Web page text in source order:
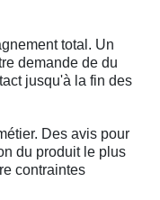
total. Un
demande de du
jusqu'à la fin des
Des avis pour
du produit le plus
contraintes